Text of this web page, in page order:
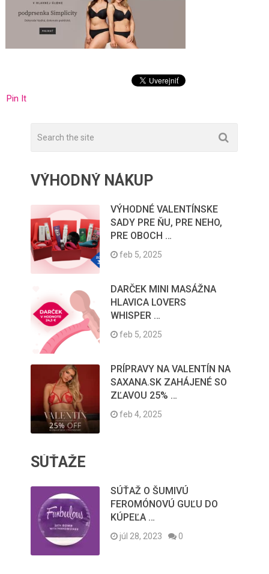
Pin It
VÝHODNÝ NÁKUP
VÝHODNÉ VALENTÍNSKE
SADY PRE ŇU, PRE NEHO,
PRE OBOCH …
feb 5, 2025
DARČEK MINI MASÁŽNA
HLAVICA LOVERS
WHISPER …
feb 5, 2025
PRÍPRAVY NA VALENTÍN NA
SAXANA.SK ZAHÁJENÉ SO
ZĽAVOU 25% …
feb 4, 2025
SÚŤAŽE
SÚŤAŽ O ŠUMIVÚ
FEROMÓNOVÚ GUĽU DO
KÚPEĽA …
júl 28, 2023 0